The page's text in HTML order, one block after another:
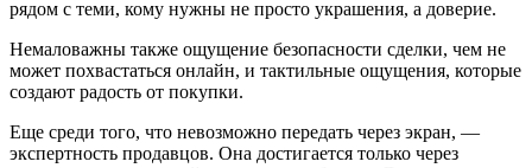
рядом с теми, кому нужны не просто украшения, а доверие.
Немаловажны также ощущение безопасности сделки, чем не
может похвастаться онлайн, и тактильные ощущения, которые
создают радость от покупки.
Еще среди того, что невозможно передать через экран, —
экспертность продавцов. Она достигается только через